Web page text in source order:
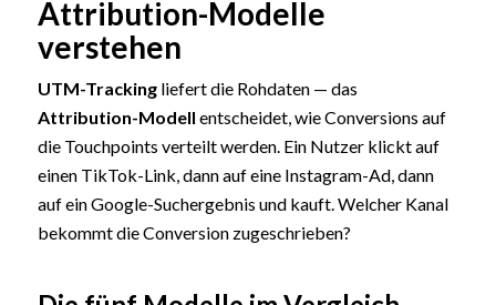
Attribution-Modelle
verstehen
UTM-Trackingliefert die Rohdaten — das
Attribution-Modell entscheidet, wie Conversions auf
die Touchpoints verteilt werden. Ein Nutzer klickt auf
einen TikTok-Link, dann auf eine Instagram-Ad, dann
auf ein Google-Suchergebnis und kauft. Welcher Kanal
bekommt die Conversion zugeschrieben?